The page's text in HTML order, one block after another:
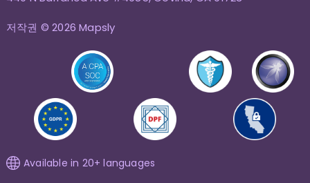
저작권 © 2026 Mapsly
Available in 20+ languages